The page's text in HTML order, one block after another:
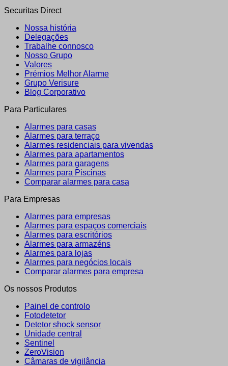
Securitas Direct
Nossa história
Delegações
Trabalhe connosco
Nosso Grupo
Valores
Prémios Melhor Alarme
Grupo Verisure
Blog Corporativo
Para Particulares
Alarmes para casas
Alarmes para terraço
Alarmes residenciais para vivendas
Alarmes para apartamentos
Alarmes para garagens
Alarmes para Piscinas
Comparar alarmes para casa
Para Empresas
Alarmes para empresas
Alarmes para espaços comerciais
Alarmes para escritórios
Alarmes para armazéns
Alarmes para lojas
Alarmes para negócios locais
Comparar alarmes para empresa
Os nossos Produtos
Painel de controlo
Fotodetetor
Detetor shock sensor
Unidade central
Sentinel
ZeroVision
Câmaras de vigilância